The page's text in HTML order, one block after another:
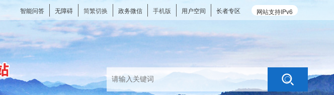
网站支持IPv6
智能问答 无障碍 简繁切换 政务微信 手机版 用户空间 长者专区